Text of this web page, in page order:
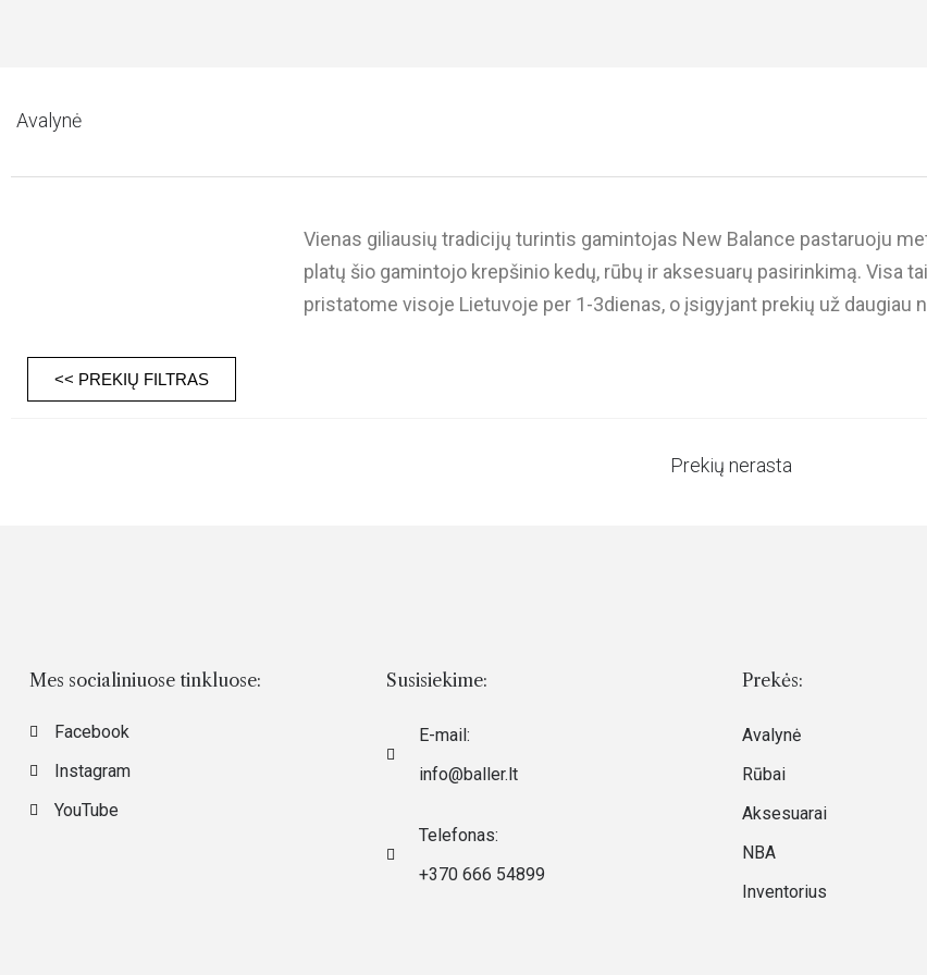
Avalynė
Vienas giliausių tradicijų turintis gamintojas New Balance pastaruoju
platų šio gamintojo krepšinio kedų, rūbų ir aksesuarų pasirinkimą. Visa
pristatome visoje Lietuvoje per 1-3dienas, o įsigyjant prekių už daugiau
<< PREKIŲ FILTRAS
Prekių nerasta
Mes socialiniuose tinkluose:
Facebook
Instagram
YouTube
Susisiekime:
E-mail:
info@baller.lt
Telefonas:
+370 666 54899
Prekės:
Avalynė
Rūbai
Aksesuarai
NBA
Inventorius